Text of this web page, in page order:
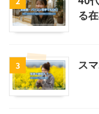
る
3 ス